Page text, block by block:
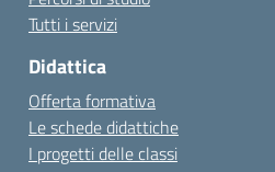
Tutti i servizi
Didattica
Offerta formativa
Le schede didattiche
I progetti delle classi